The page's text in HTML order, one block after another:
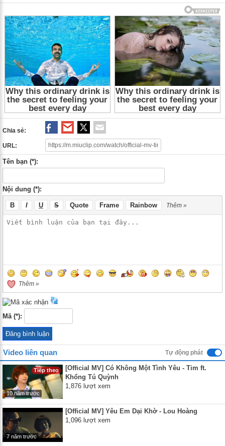
Chia sẻ:
URL:
Tên bạn (*):
Nội dung (*):
B I U S Quote Frame Rainbow Thêm »
Thêm »
Mã (*):
Video liên quan Tự động phát
Tiếp theo
10 năm trước
[Official MV] Có Không Một Tình Yêu - Tim ft.
Khổng Tú Quỳnh
1,876 lượt xem
7 năm trước
[Official MV] Yêu Em Dại Khờ - Lou Hoàng
1,096 lượt xem